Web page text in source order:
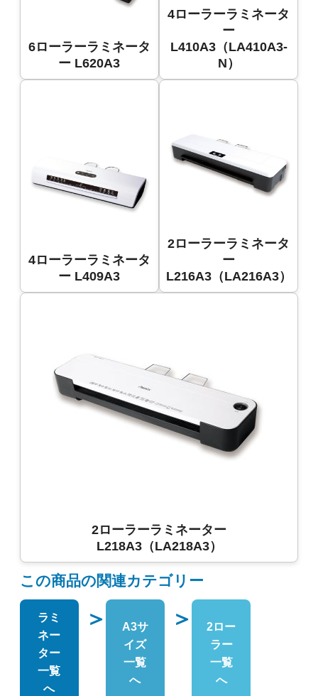
6ローラーラミネータ
ー L620A3
4ローラーラミネータ
ー
L410A3（LA410A3-
N）
4ローラーラミネータ
ー L409A3
2ローラーラミネータ
ー
L216A3（LA216A3）
2ローラーラミネーター
L218A3（LA218A3）
この商品の関連カテゴリー
ラミ
ネー
ター
一覧
へ
＞
A3サ
イズ
一覧
へ
＞
2ロー
ラー
一覧
へ